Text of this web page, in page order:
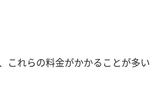
これらの料金がかかることが多い